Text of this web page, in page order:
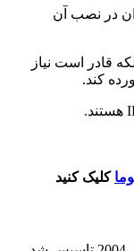
در نصب آن
قادر است نیاز
کند.
کلیک کنید